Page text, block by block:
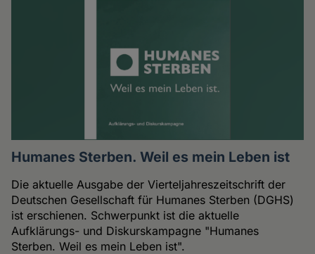
Humanes Sterben. Weil es mein Leben ist
Die aktuelle Ausgabe der Vierteljahreszeitschrift der
Deutschen Gesellschaft für Humanes Sterben (DGHS)
ist erschienen. Schwerpunkt ist die aktuelle
Aufklärungs- und Diskurskampagne "Humanes
Sterben. Weil es mein Leben ist".